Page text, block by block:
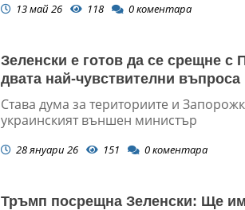
13 май 26 118 0коментара
Зеленски е готов да се срещне с
двата най-чувствителни въпроса
Става дума за териториите и
украинският външен министър
28 януари 26 151 0коментара
Тръмп посрещна Зеленски: Ще